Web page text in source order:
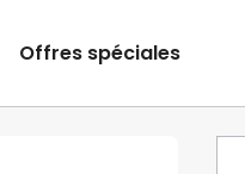
Offres spéciales